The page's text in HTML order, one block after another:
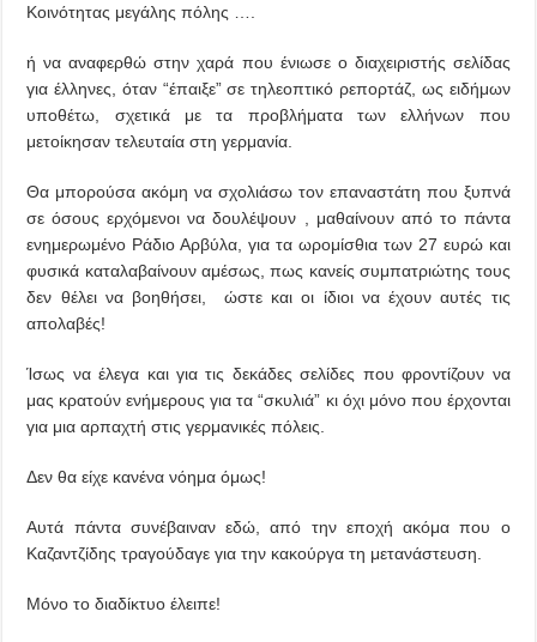
Κοινότητας μεγάλης πόλης ….
ή να αναφερθώ στην χαρά που ένιωσε ο διαχειριστής σελίδας
για έλληνες, όταν “έπαιξε” σε τηλεοπτικό ρεπορτάζ, ως ειδήμων
υποθέτω, σχετικά με τα προβλήματα των ελλήνων που
μετοίκησαν τελευταία στη γερμανία.
Θα μπορούσα ακόμη να σχολιάσω τον επαναστάτη που ξυπνά
σε όσους ερχόμενοι να δουλέψουν , μαθαίνουν από το πάντα
ενημερωμένο Ράδιο Αρβύλα, για τα ωρομίσθια των 27 ευρώ και
φυσικά καταλαβαίνουν αμέσως, πως κανείς συμπατριώτης τους
δεν θέλει να βοηθήσει, ώστε και οι ίδιοι να έχουν αυτές τις
απολαβές!
Ίσως να έλεγα και για τις δεκάδες σελίδες που φροντίζουν να
μας κρατούν ενήμερους για τα “σκυλιά” κι όχι μόνο που έρχονται
για μια αρπαχτή στις γερμανικές πόλεις.
Δεν θα είχε κανένα νόημα όμως!
Αυτά πάντα συνέβαιναν εδώ, από την εποχή ακόμα που ο
Καζαντζίδης τραγούδαγε για την κακούργα τη μετανάστευση.
Μόνο το διαδίκτυο έλειπε!